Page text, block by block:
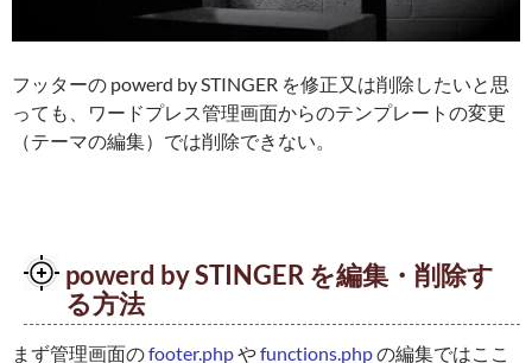
フッターの powerd by STINGER を修正又は削除したいと思
っても、ワードプレス管理画面からのテンプレートの変更
（テーマの編集）では削除できない。
powerd by STINGER を編集・削除す
る方法
まず管理画面のfooter.phpやfunctions.phpの編集ではここ